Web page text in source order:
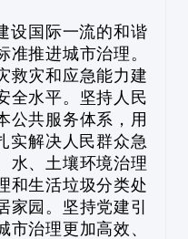
设国际一流的和谐
准推进城市治理。
救灾和应急能力建
全水平。坚持人民
公共服务体系，用
实解决人民群众急
水、土壤环境治理
和生活垃圾分类处
家园。坚持党建引
治理更加高效、